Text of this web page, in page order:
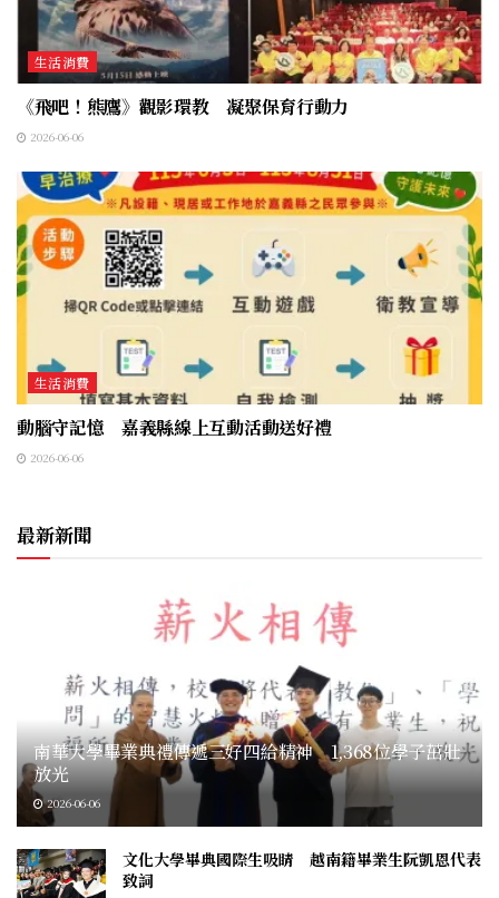
生活消費
《飛吧！熊鷹》觀影環教 凝聚保育行動力
2026-06-06
生活消費
動腦守記憶 嘉義縣線上互動活動送好禮
2026-06-06
最新新聞
南華大學畢業典禮傳遞三好四給精神 1,368位學子茁壯
放光
2026-06-06
文化大學畢典國際生吸睛 越南籍畢業生阮凱恩代表
致詞